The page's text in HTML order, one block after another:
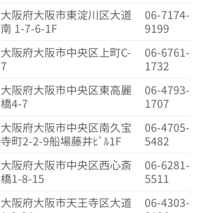
大阪府大阪市東淀川区大道
南 1-7-6-1F
06-7174-
9199
大阪府大阪市中央区上町C-
7
06-6761-
1732
大阪府大阪市中央区東高麗
橋4-7
06-4793-
1707
大阪府大阪市中央区南久宝
寺町2-2-9船場藤井ﾋﾞﾙ1F
06-4705-
5482
大阪府大阪市中央区西心斎
橋1-8-15
06-6281-
5511
大阪府大阪市天王寺区大道
06-4303-